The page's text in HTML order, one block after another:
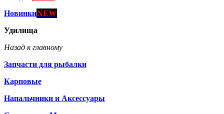
НовинкиNEW
Удилища
Назад к главному
Запчасти для рыбалки
Карповые
Напальчники и Аксессуары